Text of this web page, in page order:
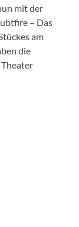
mit der
– Das
am
die